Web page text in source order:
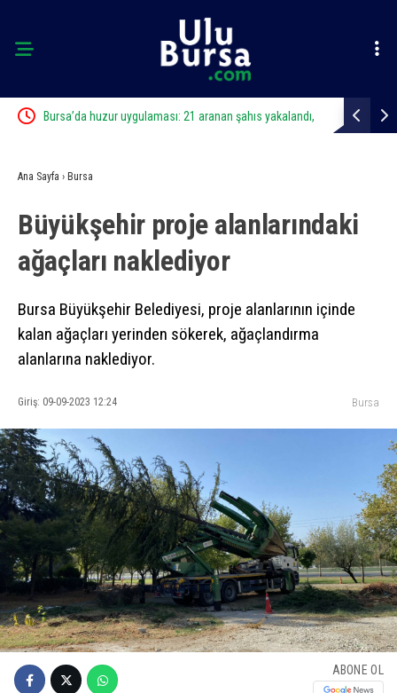
geldi Bursa’da huzur uygulaması: 21 aranan şahıs yakalandı,
Ana Sayfa › Bursa
Büyükşehir proje alanlarındaki
ağaçları naklediyor
Bursa Büyükşehir Belediyesi, proje alanlarının içinde
kalan ağaçları yerinden sökerek, ağaçlandırma
alanlarına naklediyor.
Giriş: 09-09-2023 12:24 Bursa
ABONE OL